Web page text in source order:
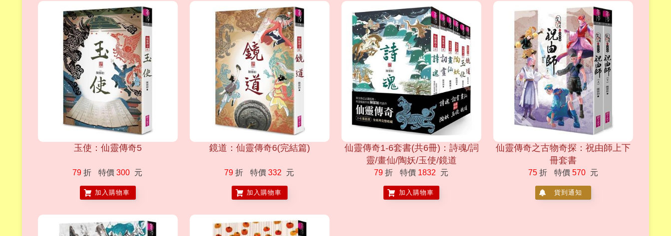
玉使：仙靈傳奇5
79 折 特價 300 元
加入購物車
鏡道：仙靈傳奇6(完結篇)
79 折 特價 332 元
加入購物車
仙靈傳奇1-6套書(共6冊)：詩魂/詞
靈/畫仙/陶妖/玉使/鏡道
79 折 特價 1832 元
加入購物車
仙靈傳奇之古物奇探：祝由師上下
冊套書
75 折 特價 570 元
貨到通知